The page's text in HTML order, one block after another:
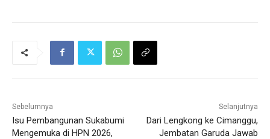
Sebelumnya
Isu Pembangunan Sukabumi
Mengemuka di HPN 2026,
Selanjutnya
Dari Lengkong ke Cimanggu,
Jembatan Garuda Jawab